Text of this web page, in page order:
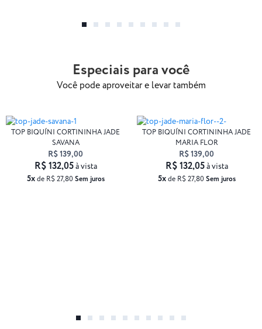
Especiais para você
Você pode aproveitar e levar também
TOP BIQUÍNI CORTININHA JADE
SAVANA
R$ 139,00
5xde R$ 27,80 Sem juros
R$ 132,05à vista
TOP BIQUÍNI CORTININHA JADE
MARIA FLOR
R$ 139,00
5xde R$ 27,80 Sem juros
R$ 132,05à vista